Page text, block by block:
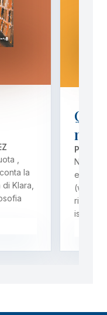
,
la
Klara,
ricerca